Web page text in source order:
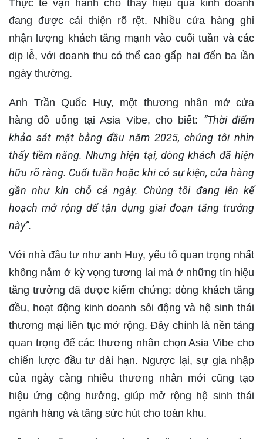
Thực tế vận hành cho thấy hiệu quả kinh doanh
đang được cải thiện rõ rệt. Nhiều cửa hàng ghi
nhận lượng khách tăng mạnh vào cuối tuần và các
dịp lễ, với doanh thu có thể cao gấp hai đến ba lần
ngày thường.
Anh Trần Quốc Huy, một thương nhân mở cửa
hàng đồ uống tại Asia Vibe, cho biết: “Thời điểm
khảo sát mặt bằng đầu năm 2025, chúng tôi nhìn
thấy tiềm năng. Nhưng hiện tại, dòng khách đã hiện
hữu rõ ràng. Cuối tuần hoặc khi có sự kiện, cửa hàng
gần như kín chỗ cả ngày. Chúng tôi đang lên kế
hoạch mở rộng để tận dụng giai đoạn tăng trưởng
này”.
Với nhà đầu tư như anh Huy, yếu tố quan trọng nhất
không nằm ở kỳ vọng tương lai mà ở những tín hiệu
tăng trưởng đã được kiểm chứng: dòng khách tăng
đều, hoạt động kinh doanh sôi động và hệ sinh thái
thương mại liên tục mở rộng. Đây chính là nền tảng
quan trọng để các thương nhân chọn Asia Vibe cho
chiến lược đầu tư dài hạn. Ngược lại, sự gia nhập
của ngày càng nhiều thương nhân mới cũng tạo
hiệu ứng cộng hưởng, giúp mở rộng hệ sinh thái
ngành hàng và tăng sức hút cho toàn khu.